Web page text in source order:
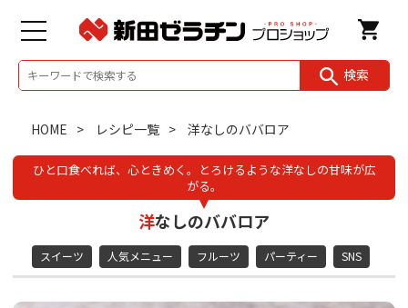
検索
HOME レシピ一覧 洋なしのババロア
ひと口食べれば、心ときめく。とろけるような洋なしの甘味が広
がる。
洋なしのババロア
スイーツ 人気メニュー フルーツ パーティー SNS